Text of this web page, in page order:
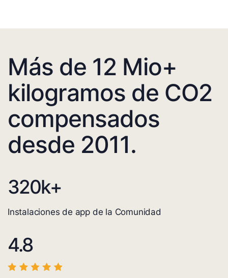
Más de 12 Mio+
kilogramos de CO2
compensados
desde 2011.
320k+
Instalaciones de app de la Comunidad
4.8